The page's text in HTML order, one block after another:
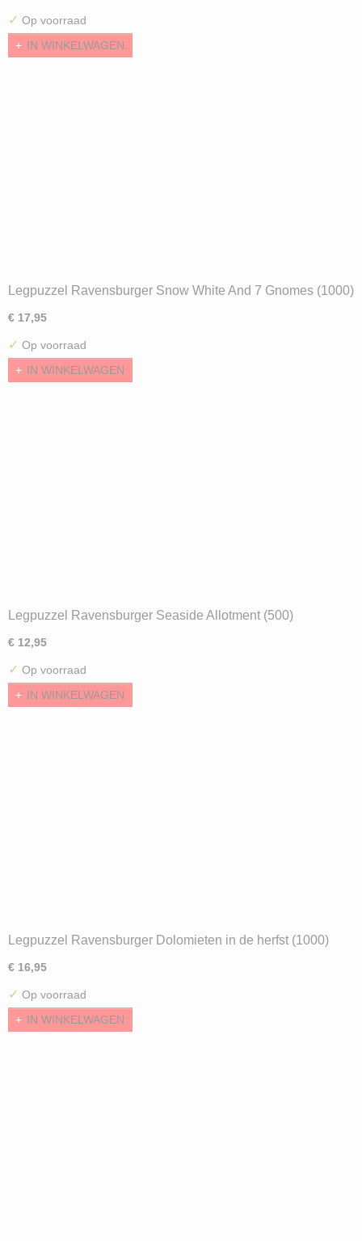
✓ Op voorraad
IN WINKELWAGEN
Legpuzzel Ravensburger Snow White And 7 Gnomes (1000)
€ 17,95
✓ Op voorraad
IN WINKELWAGEN
Legpuzzel Ravensburger Seaside Allotment (500)
€ 12,95
✓ Op voorraad
IN WINKELWAGEN
Legpuzzel Ravensburger Dolomieten in de herfst (1000)
€ 16,95
✓ Op voorraad
IN WINKELWAGEN